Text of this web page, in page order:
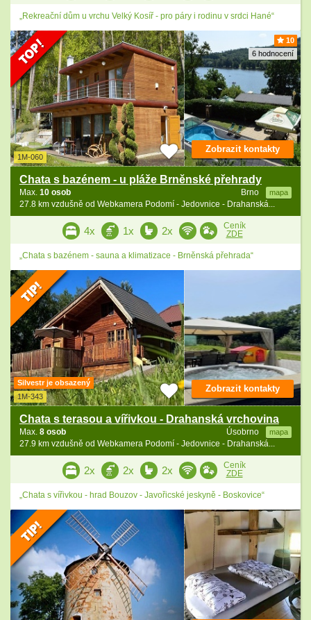
„Rekreační dům u vrchu Velký Kosíř - pro páry i rodinu v srdci Hané“
10
6 hodnocení
1M-060
Chata s bazénem - u pláže Brněnské přehrady
Brno mapa
Max. 10 osob
27.8 km vzdušně od Webkamera Podomí - Jedovnice - Drahanská...
Zobrazit kontakty
4x 1x 2x
Ceník
ZDE
„Chata s bazénem - sauna a klimatizace - Brněnská přehrada“
Silvestr je obsazený
1M-343
Chata s terasou a vířivkou - Drahanská vrchovina
Úsobrno mapa
Max. 8 osob
27.9 km vzdušně od Webkamera Podomí - Jedovnice - Drahanská...
Zobrazit kontakty
2x 2x 2x
Ceník
ZDE
„Chata s vířivkou - hrad Bouzov - Javořicské jeskyně - Boskovice“